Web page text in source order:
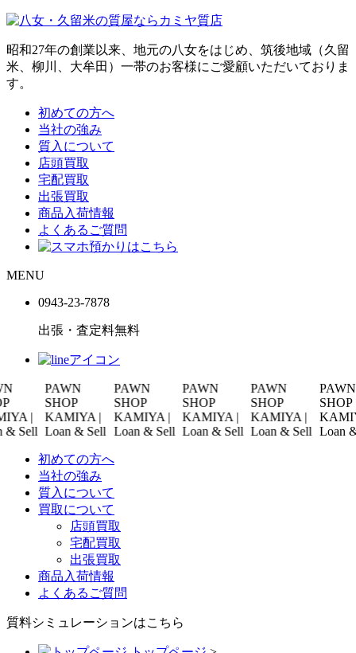
昭和27年の創業以来、地元の八女をはじめ、筑後地域（久留
米、柳川、大牟田）一帯のお客様にご愛顧いただいておりま
す。
初めての方へ
当社の強み
質入について
店頭買取
宅配買取
出張買取
商品入荷情報
よくあるご質問
MENU
0943-23-7878
出張・査定料無料
|
PAWN
SHOP
KAMIYA |
Loan & Sell
PAWN
SHOP
KAMIYA |
Loan & Sell
PAWN
SHOP
KAMIYA |
Loan & Sell
PAWN
SHOP
KAMIYA |
Loan & Sell
PAWN
SHOP
KAMIYA |
Loan & Sell
初めての方へ
当社の強み
質入について
買取について
店頭買取
宅配買取
出張買取
商品入荷情報
よくあるご質問
質料シミュレーションはこちら